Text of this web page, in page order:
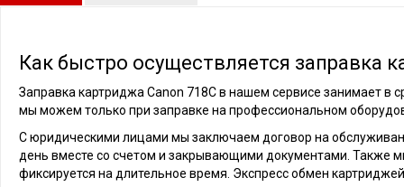
Как быстро осуществляется заправка
Заправка картриджа Canon 718C в нашем сервисе занимает в
мы можем только при заправке на профессиональном
С юридическими лицами мы заключаем договор на
день вместе со счетом и закрывающими документами. Также
фиксируется на длительное время. Экспресс обмен